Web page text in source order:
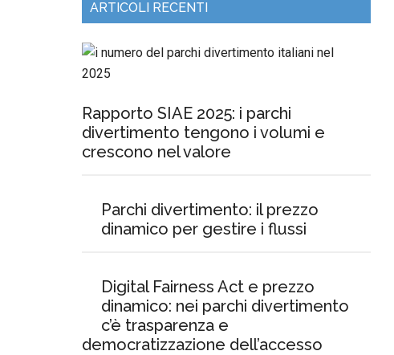
ARTICOLI RECENTI
Rapporto SIAE 2025: i parchi
divertimento tengono i volumi e
crescono nel valore
Parchi divertimento: il prezzo
dinamico per gestire i flussi
Digital Fairness Act e prezzo
dinamico: nei parchi divertimento
c’è trasparenza e
democratizzazione dell’accesso